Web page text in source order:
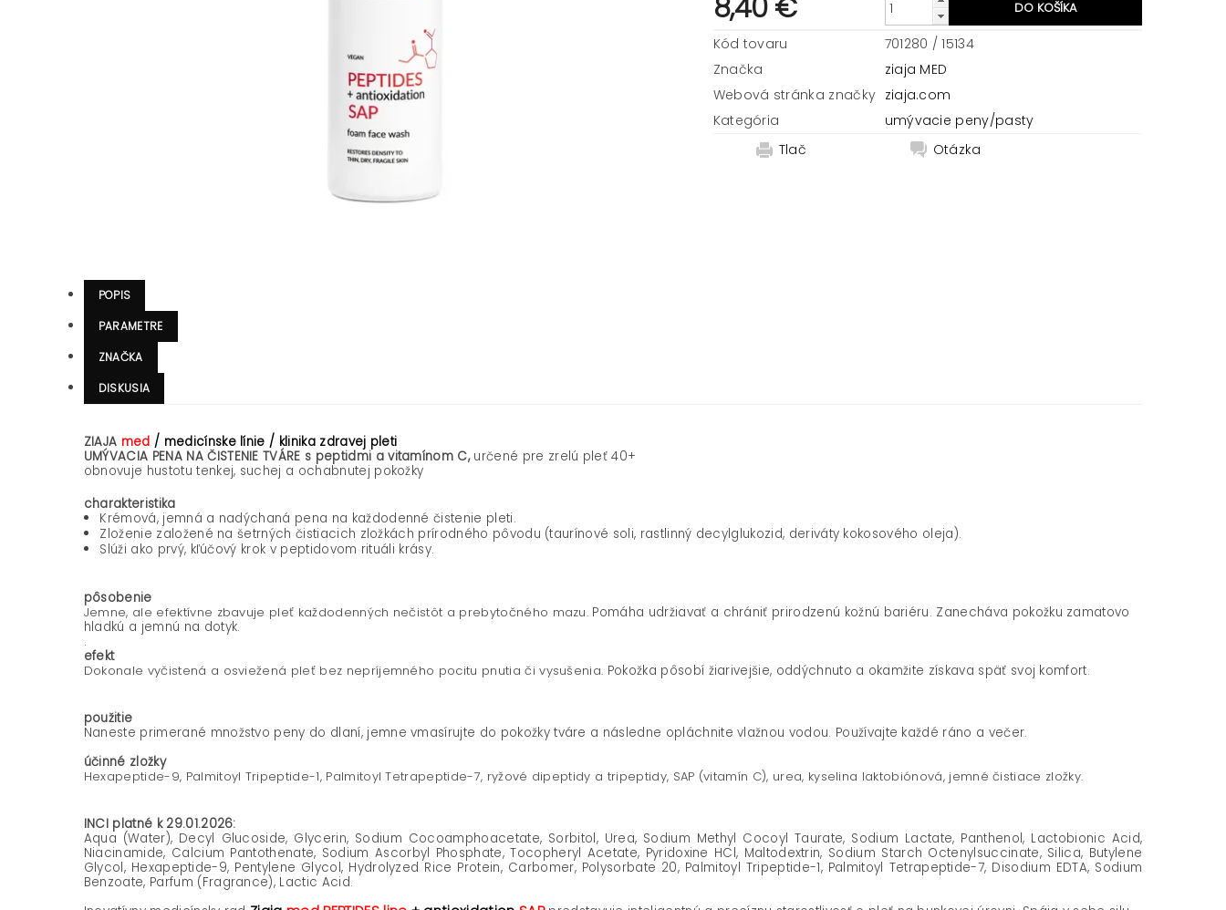
8,40 €
Kód tovaru
701280 / 15134
Značka
ziaja MED
Webová stránka značky ziaja.com
Kategória
umývacie peny/pasty
Tlač
Otázka
POPIS
PARAMETRE
ZNAČKA
DISKUSIA
ZIAJA med / medicínske línie / klinika zdravej pleti
UMÝVACIA PENA NA ČISTENIE TVÁRE s peptidmi a vitamínom C,určené pre zrelú pleť 40+
obnovuje hustotu tenkej, suchej a ochabnutej pokožky
charakteristika
Krémová, jemná a nadýchaná pena na každodenné čistenie pleti.
Zloženie založené na šetrných čistiacich zložkách prírodného pôvodu (taurínové soli, rastlinný decylglukozid, deriváty kokosového oleja).
Slúži ako prvý, kľúčový krok v peptidovom rituáli krásy.
pôsobenie
Jemne, ale efektívne zbavuje pleť každodenných nečistôt a prebytočného mazu. Pomáha udržiavať a chrániť prirodzenú kožnú bariéru. Zanecháva pokožku zamatovo
hladkú a jemnú na dotyk.
.
efekt
Dokonale vyčistená a osviežená pleť bez nepríjemného pocitu pnutia či vysušenia. Pokožka pôsobí žiarivejšie, oddýchnuto a okamžite získava späť svoj komfort.
použitie
Naneste primerané množstvo peny do dlaní, jemne vmasírujte do pokožky tváre a následne opláchnite vlažnou vodou. Používajte každé ráno a večer.
účinné zložky
Hexapeptide-9, Palmitoyl Tripeptide-1, Palmitoyl Tetrapeptide-7, ryžové dipeptidy a tripeptidy, SAP (vitamín C), urea, kyselina laktobiónová, jemné čistiace zložky.
INCI platné k 29.01.2026:
Aqua (Water), Decyl Glucoside, Glycerin, Sodium Cocoamphoacetate, Sorbitol, Urea, Sodium Methyl Cocoyl Taurate, Sodium Lactate, Panthenol, Lactobionic Acid,
Niacinamide, Calcium Pantothenate, Sodium Ascorbyl Phosphate, Tocopheryl Acetate, Pyridoxine HCl, Maltodextrin, Sodium Starch Octenylsuccinate, Silica, Butylene
Glycol, Hexapeptide-9, Pentylene Glycol, Hydrolyzed Rice Protein, Carbomer, Polysorbate 20, Palmitoyl Tripeptide-1, Palmitoyl Tetrapeptide-7, Disodium EDTA, Sodium
Benzoate, Parfum (Fragrance), Lactic Acid.